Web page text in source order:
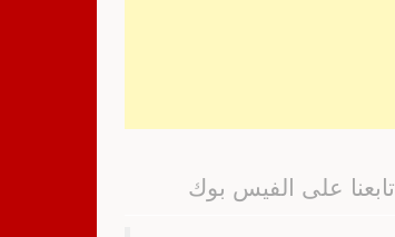
تابعنا على الفيس بوك